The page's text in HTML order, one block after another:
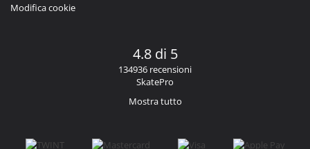
Modifica cookie
4.8 di 5
134936 recensioni
SkatePro
Mostra tutto